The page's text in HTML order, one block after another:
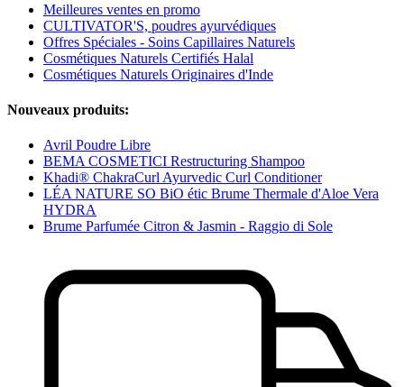
Meilleures ventes en promo
CULTIVATOR'S, poudres ayurvédiques
Offres Spéciales - Soins Capillaires Naturels
Cosmétiques Naturels Certifiés Halal
Cosmétiques Naturels Originaires d'Inde
Nouveaux produits:
Avril Poudre Libre
BEMA COSMETICI Restructuring Shampoo
Khadi® ChakraCurl Ayurvedic Curl Conditioner
LÉA NATURE SO BiO étic Brume Thermale d'Aloe Vera
HYDRA
Brume Parfumée Citron & Jasmin - Raggio di Sole